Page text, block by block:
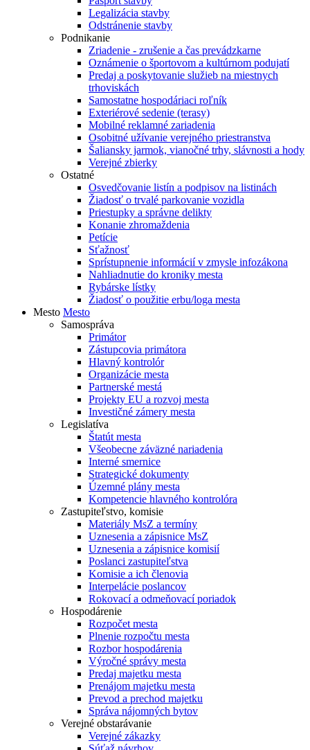
Legalizácia stavby
Odstránenie stavby
Podnikanie
Zriadenie - zrušenie a čas prevádzkarne
Oznámenie o športovom a kultúrnom podujatí
Predaj a poskytovanie služieb na miestnych
trhoviskách
Samostatne hospodáriaci roľník
Exteriérové sedenie (terasy)
Mobilné reklamné zariadenia
Osobitné užívanie verejného priestranstva
Šaliansky jarmok, vianočné trhy, slávnosti a hody
Verejné zbierky
Ostatné
Osvedčovanie listín a podpisov na listinách
Žiadosť o trvalé parkovanie vozidla
Priestupky a správne delikty
Konanie zhromaždenia
Petície
Sťažnosť
Sprístupnenie informácií v zmysle infozákona
Nahliadnutie do kroniky mesta
Rybárske lístky
Žiadosť o použitie erbu/loga mesta
Mesto Mesto
Samospráva
Primátor
Zástupcovia primátora
Hlavný kontrolór
Organizácie mesta
Partnerské mestá
Projekty EU a rozvoj mesta
Investičné zámery mesta
Legislatíva
Štatút mesta
Všeobecne záväzné nariadenia
Interné smernice
Strategické dokumenty
Územné plány mesta
Kompetencie hlavného kontrolóra
Zastupiteľstvo, komisie
Materiály MsZ a termíny
Uznesenia a zápisnice MsZ
Uznesenia a zápisnice komisií
Poslanci zastupiteľstva
Komisie a ich členovia
Interpelácie poslancov
Rokovací a odmeňovací poriadok
Hospodárenie
Rozpočet mesta
Plnenie rozpočtu mesta
Rozbor hospodárenia
Výročné správy mesta
Predaj majetku mesta
Prenájom majetku mesta
Prevod a prechod majetku
Správa nájomných bytov
Verejné obstarávanie
Verejné zákazky